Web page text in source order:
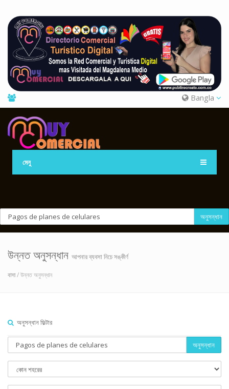
Bangla
মেনু
অনুসন্ধান
উন্নত অনুসন্ধান আপনার ব্যবসা নিচে সঙ্কীর্ণ
বাসা/ উন্নত অনুসন্ধান
অনুসন্ধান ফিল্টার
অনুসন্ধান